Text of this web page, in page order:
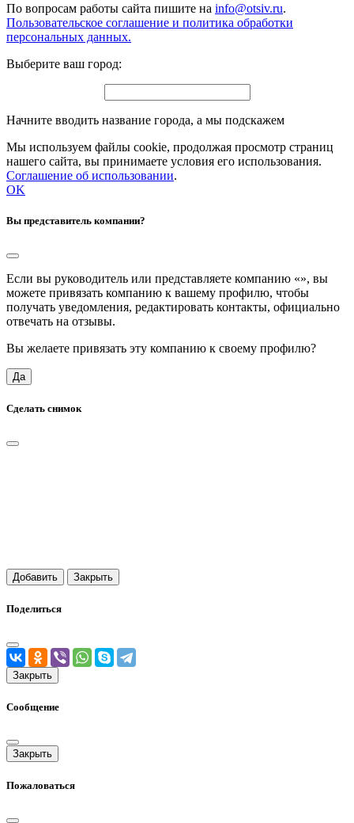
По вопросам работы сайта пишите на info@otsiv.ru.
Пользовательское соглашение и политика обработки
персональных данных.
Выберите ваш город:
Начните вводить название города, а мы подскажем
Мы используем файлы cookie, продолжая просмотр страниц
нашего сайта, вы принимаете условия его использования.
Соглашение об использовании.
OK
Вы представитель компании?
Если вы руководитель или представляете компанию «», вы
можете привязать компанию к вашему профилю, чтобы
получать уведомления, редактировать контакты, официально
отвечать на отзывы.
Вы желаете привязать эту компанию к своему профилю?
Да
Сделать снимок
Добавить Закрыть
Поделиться
Закрыть
Сообщение
Закрыть
Пожаловаться